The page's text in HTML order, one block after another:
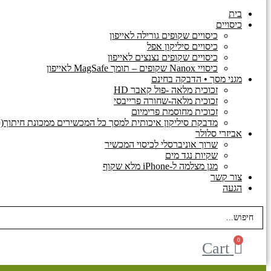
בית
כיסויים
כיסויים שקופים גורילה לאייפון
כיסויים סיליקון אפל
כיסויים שקופים נצנצים לאייפון
כיסויי Nanox שקופים – תומך MagSafe לאייפון
מגני מסך • הדבקה בחינם
זכוכית מלאה -פול קאבר HD
זכוכית מלאה-שחורה פרייבסי
זכוכית מחוסמת פרימיום
מדבקת סיליקון איכותית למסך כל המכשירים ממכונת
אביזרי סלולר
שרוך אוניברסלי לכיסוי המכשיר
שקיות נגד מים
מגן מצלמה ל-iPhone מלא שקוף
צור קשר
הגעה
0
Cart